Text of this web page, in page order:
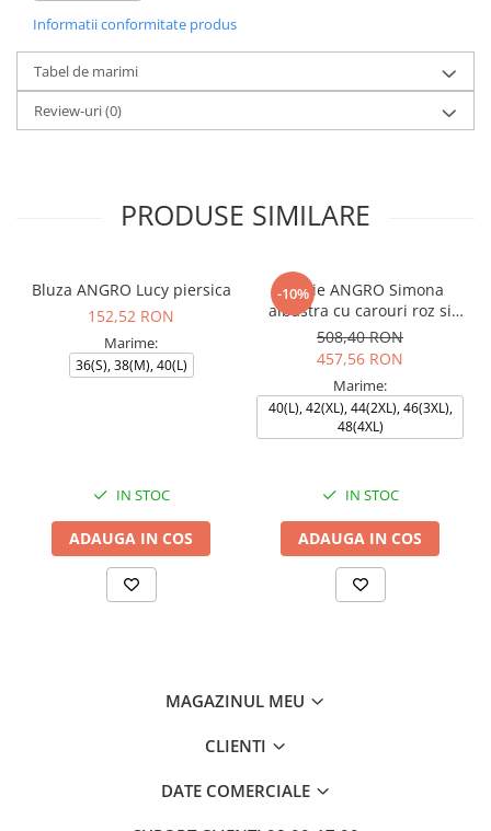
Decolteu in "V";
Guler tunica;
Maneci scurte; Inchidere la spate printr-un fermoar ascuns;
Captuseala pe interior;
Material: tafta si dantela brodata;
Compozitie: 55% poliester si 45% elastan.
Informatii conformitate produs
Tabel de marimi
Review-uri(0)
PRODUSE SIMILARE
Bluza ANGRO Lucy piersica
152,52 RON
Marime:
36(S), 38(M), 40(L)
IN STOC
ADAUGA IN COS
-10%
Rochie ANGRO Simona
albastra cu carouri roz si
bleumarin
508,40 RON
457,56 RON
Marime:
40(L), 42(XL), 44(2XL), 46(3XL),
48(4XL)
IN STOC
ADAUGA IN COS
MAGAZINUL MEU
CLIENTI
DATE COMERCIALE